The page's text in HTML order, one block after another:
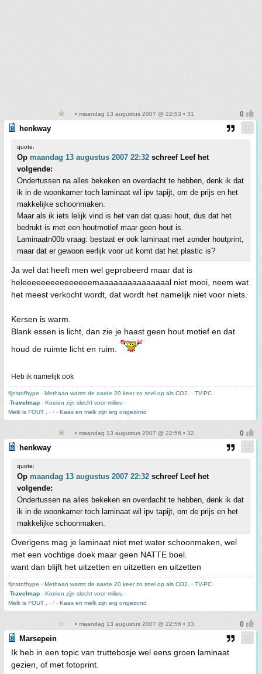
• maandag 13 augustus 2007 @ 22:53 • 31
henkway
quote:
Op maandag 13 augustus 2007 22:32 schreef Leef het
volgende:
Ondertussen na alles bekeken en overdacht te hebben, denk ik dat
ik in de woonkamer toch laminaat wil ipv tapijt, om de prijs en het
makkelijke schoonmaken.
Maar als ik iets lelijk vind is het van dat quasi hout, dus dat het
bedrukt is met een houtmotief maar geen hout is.
Laminaatn00b vraag: bestaat er ook laminaat met zonder houtprint,
maar dat er gewoon eerlijk voor uit komt dat het plastic is?
Ja wel dat heeft men wel geprobeerd maar dat is
heleeeeeeeeeeeeeeemaaaaaaaaaaaaaaal niet mooi, neem wat
het meest verkocht wordt, dat wordt het namelijk niet voor niets.
Kersen is warm.
Blank essen is licht, dan zie je haast geen hout motief en dat
houd de ruimte licht en ruim.
Heb ik namelijk ook
fijnstofhype - Methaan warmt de aarde 20 keer zo snel op als CO2. - TV-PC
-Travelmap - Koeien zijn slecht voor milieu -
Melk is FOUT , - / - Kaas en melk zijn erg ongezond
• maandag 13 augustus 2007 @ 22:56 • 32
henkway
quote:
Op maandag 13 augustus 2007 22:32 schreef Leef het
volgende:
Ondertussen na alles bekeken en overdacht te hebben, denk ik dat
ik in de woonkamer toch laminaat wil ipv tapijt, om de prijs en het
makkelijke schoonmaken.
Overigens mag je laminaat niet met water schoonmaken, wel
met een vochtige doek maar geen NATTE boel.
want dan blijft het uitzetten en uitzetten en uitzetten
fijnstofhype - Methaan warmt de aarde 20 keer zo snel op als CO2. - TV-PC
-Travelmap - Koeien zijn slecht voor milieu -
Melk is FOUT , - / - Kaas en melk zijn erg ongezond
• maandag 13 augustus 2007 @ 22:56 • 33
Marsepein
Ik heb in een topic van truttebosje wel eens groen laminaat
gezien, of met fotoprint.